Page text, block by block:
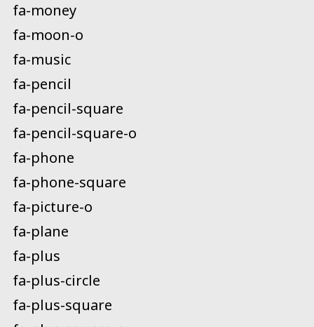
fa-money
fa-moon-o
fa-music
fa-pencil
fa-pencil-square
fa-pencil-square-o
fa-phone
fa-phone-square
fa-picture-o
fa-plane
fa-plus
fa-plus-circle
fa-plus-square